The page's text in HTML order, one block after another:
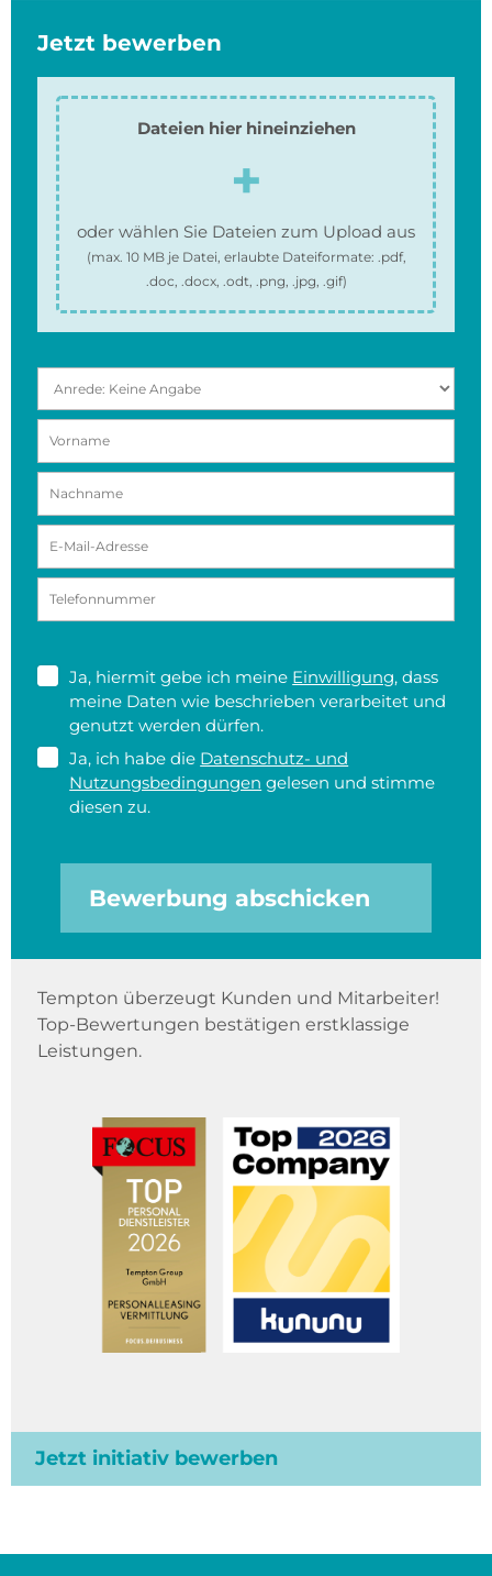
Jetzt bewerben
Dateien hier hineinziehen
oder wählen Sie Dateien zum Upload aus
(max. 10 MBje Datei, erlaubte Dateiformate: .pdf,
.doc, .docx, .odt, .png, .jpg, .gif)
Ja, hiermit gebe ich meine Einwilligung, dass
meine Daten wie beschrieben verarbeitet und
genutzt werden dürfen.
Ja, ich habe die Datenschutz- und
Nutzungsbedingungen gelesen und stimme
diesen zu.
Bewerbung abschicken
Tempton überzeugt Kunden und Mitarbeiter!
Top-Bewertungen bestätigen erstklassige
Leistungen.
Jetzt initiativ bewerben